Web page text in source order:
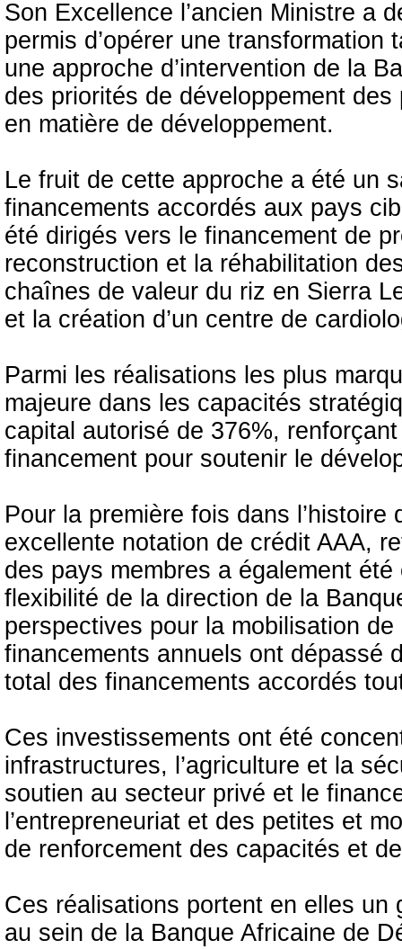
Son Excellence l’ancien Ministre a
permis d’opérer une
une approche d’intervention de la
des priorités de développement
en matière de développement.
Le fruit de cette approche a été un
financements accordés aux pays
été dirigés vers le financement de
reconstruction et la réhabilitation
chaînes de valeur du riz en Sierra
et la création d’un centre de
Parmi les réalisations les plus
majeure dans les capacités
capital autorisé de 376%,
financement pour soutenir le
Pour la première fois dans
excellente notation de crédit AAA,
des pays membres a également
flexibilité de la direction de la
perspectives pour la mobilisation
financements annuels ont dépassé
total des financements accordés
Ces investissements ont été
infrastructures, l’agriculture et la
soutien au secteur privé et le
l’entrepreneuriat et des petites et
de renforcement des capacités et
Ces réalisations portent en elles
au sein de la Banque Africaine de